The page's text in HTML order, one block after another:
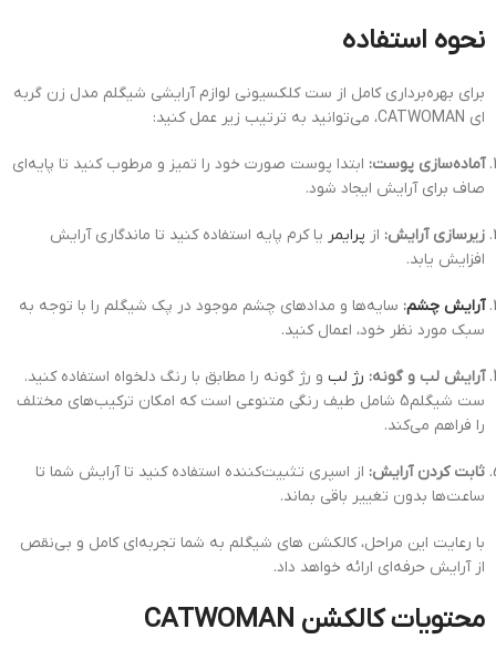
نحوه استفاده
برای بهره‌برداری کامل از ست کلکسیونی لوازم آرایشی شیگلم مدل زن گربه
ای CATWOMAN، می‌توانید به ترتیب زیر عمل کنید:
آماده‌سازی پوست: ابتدا پوست صورت خود را تمیز و مرطوب کنید تا پایه‌ای
صاف برای آرایش ایجاد شود.
زیرسازی آرایش: از پرایمر یا کرم پایه استفاده کنید تا ماندگاری آرایش
افزایش یابد.
آرایش چشم: سایه‌ها و مدادهای چشم موجود در پک شیگلم را با توجه به
سبک مورد نظر خود، اعمال کنید.
آرایش لب و گونه: رژ لب و رژ گونه را مطابق با رنگ دلخواه استفاده کنید.
ست شیگلم5 شامل طیف رنگی متنوعی است که امکان ترکیب‌های مختلف
را فراهم می‌کند.
ثابت کردن آرایش: از اسپری تثبیت‌کننده استفاده کنید تا آرایش شما تا
ساعت‌ها بدون تغییر باقی بماند.
با رعایت این مراحل، کالکشن های شیگلم به شما تجربه‌ای کامل و بی‌نقص
از آرایش حرفه‌ای ارائه خواهد داد.
محتویات کالکشن CATWOMAN